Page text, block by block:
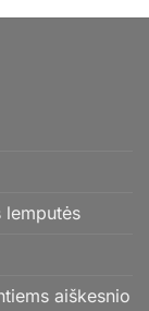
lemputės
aiškesnio